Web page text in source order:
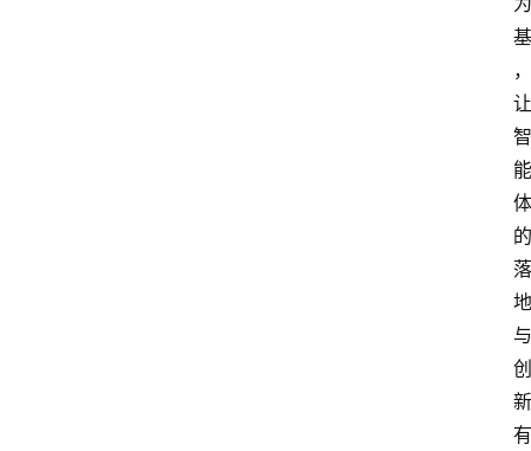
基
，
让
智
能
体
的
落
地
与
创
新
有